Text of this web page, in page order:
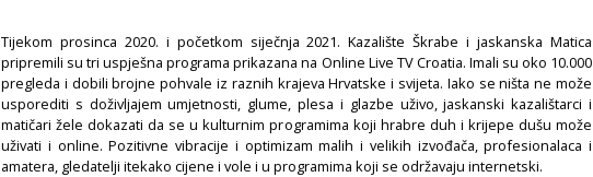
Tijekom prosinca 2020. i početkom siječnja 2021. Kazalište Škrabe i jaskanska Matica
pripremili su tri uspješna programa prikazana na Online Live TV Croatia. Imali su oko 10.000
pregleda i dobili brojne pohvale iz raznih krajeva Hrvatske i svijeta. Iako se ništa ne može
usporediti s doživljajem umjetnosti, glume, plesa i glazbe uživo, jaskanski kazalištarci i
matičari žele dokazati da se u kulturnim programima koji hrabre duh i krijepe dušu može
uživati i online. Pozitivne vibracije i optimizam malih i velikih izvođača, profesionalaca i
amatera, gledatelji itekako cijene i vole i u programima koji se održavaju internetski.